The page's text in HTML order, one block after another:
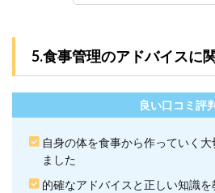
5.食事管理のアドバイスに
良い口コミ評
自身の体を食事から作っていく
ました
的確なアドバイスと正しい知識